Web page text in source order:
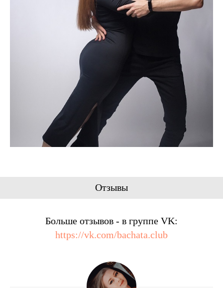
Отзывы
Больше отзывов - в группе VK:
https://vk.com/bachata.club